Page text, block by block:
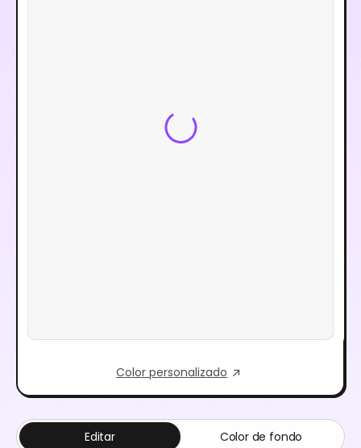
Color personalizado
Editar Color de fondo